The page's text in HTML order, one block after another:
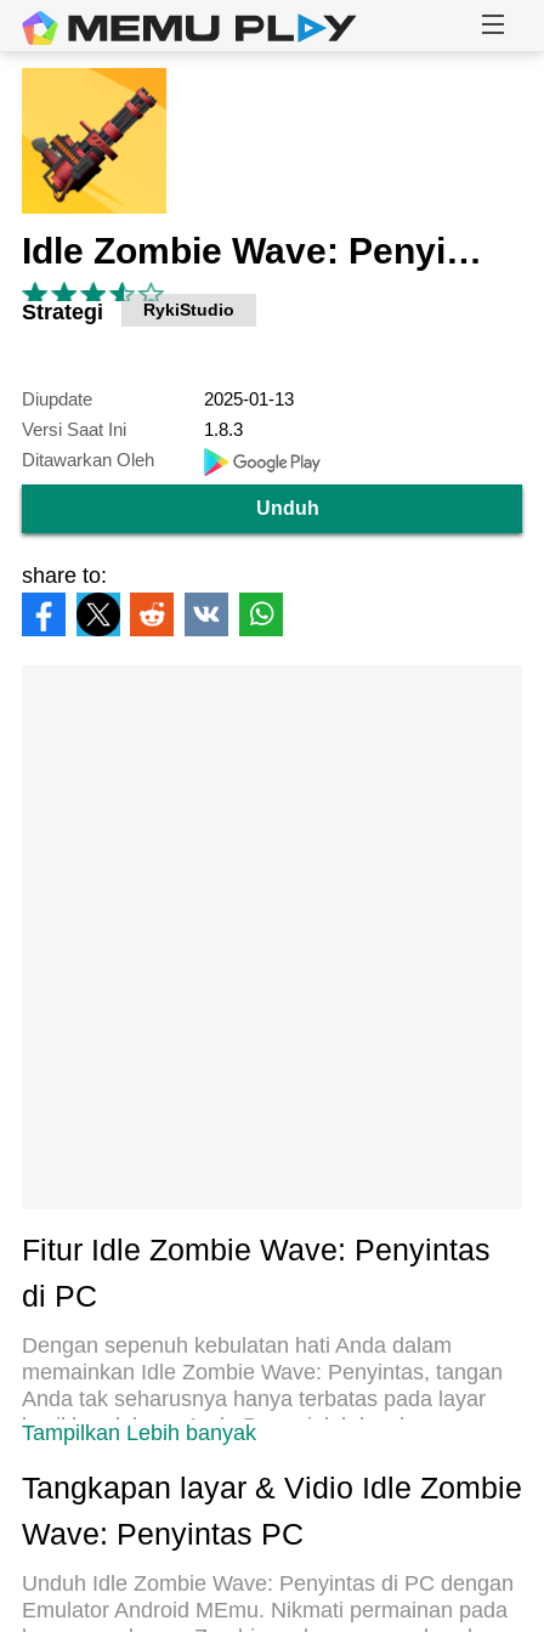
Idle Zombie Wave: Penyintas
Strategi RykiStudio
Diupdate
2025-01-13
Versi Saat Ini
1.8.3
Ditawarkan Oleh
Unduh
share to:
Fitur Idle Zombie Wave: Penyintas
di PC
Dengan sepenuh kebulatan hati Anda dalam
memainkan Idle Zombie Wave: Penyintas, tangan
Anda tak seharusnya hanya terbatas pada layar
kecil handphone Anda.Bermainlah layaknya
seorang profesional dan dapatkan kendali penuh
dalam permainan Anda dengan papan ketik dan
tetikus.MEmu menawarkan seluruh hal yang Anda
harapkan.Unduh dan mainkan Idle Zombie Wave:
inginkan, tanpa keterbatasan dari baterai, data
seluler dan panggilan yang mengganggu.MEmu 9
Tampilkan Lebih banyak
Tangkapan layar & Vidio Idle Zombie
Wave: Penyintas PC
Unduh Idle Zombie Wave: Penyintas di PC dengan
Emulator Android MEmu. Nikmati permainan pada